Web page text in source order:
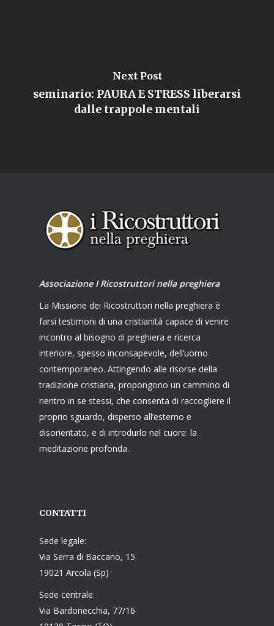
Next Post
seminario: PAURA E STRESS liberarsi
dalle trappole mentali
Associazione I Ricostruttori nella preghiera
La Missione dei Ricostruttori nella preghiera è
farsi testimoni di una cristianità capace di venire
incontro al bisogno di preghiera e ricerca
interiore, spesso inconsapevole, dell’uomo
contemporaneo. Attingendo alle risorse della
tradizione cristiana, propongono un cammino di
rientro in se stessi, che consenta di raccogliere il
proprio sguardo, disperso all’esterno e
disorientato, e di introdurlo nel cuore: la
meditazione profonda.
CONTATTI
Sede legale:
Via Serra di Baccano, 15
19021 Arcola (Sp)
Sede centrale:
Via Bardonecchia, 77/16